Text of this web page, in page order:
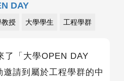
DAY
教授 大學學生 工程學群
了「大學OPEN DAY
邀請到屬於工程學群的中